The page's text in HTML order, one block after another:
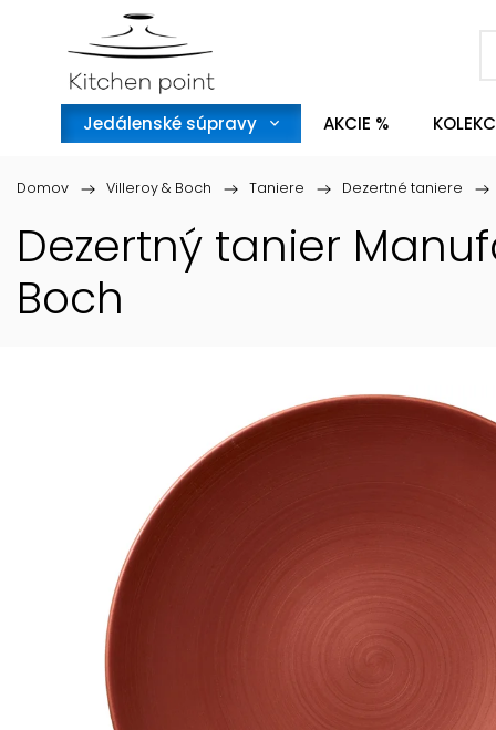
Jedálenské súpravy AKCIE %
Domov / Villeroy & Boch / Taniere / Dezertné taniere /
Dezertný tanier
Boch